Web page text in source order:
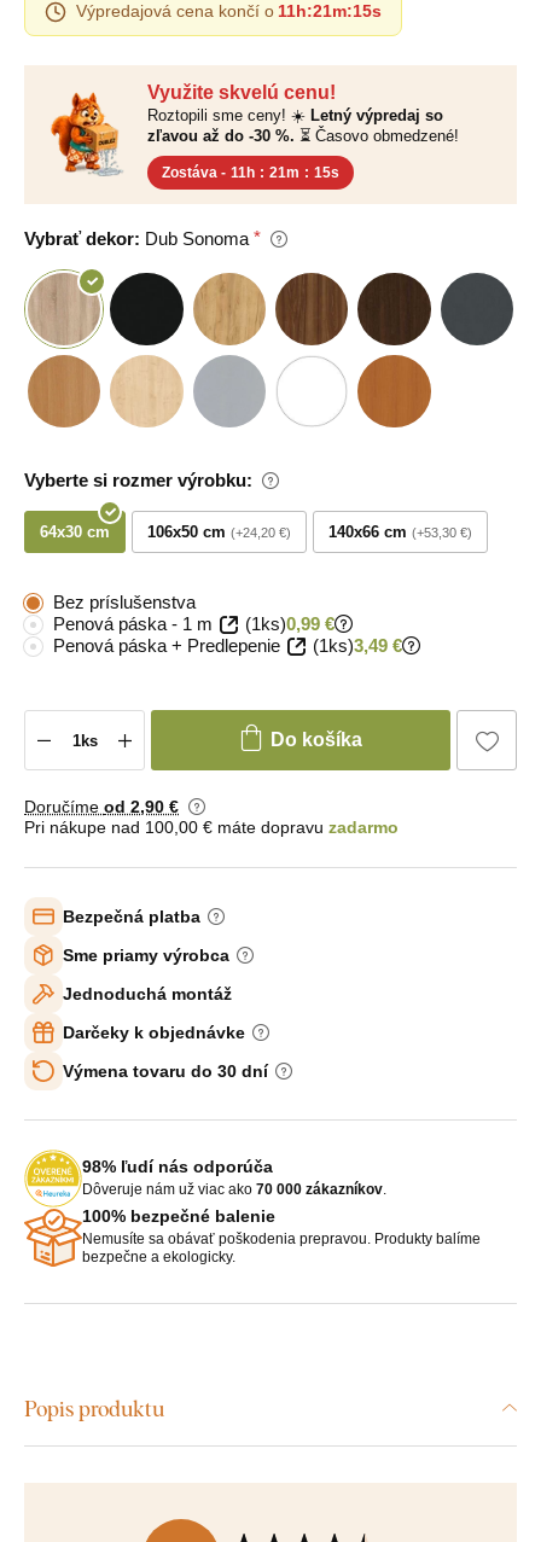
Využite skvelú cenu!
Roztopili sme ceny! ☀️ Letný výpredaj so
zľavou až do -30 %. ⏳ Časovo obmedzené!
Zostáva - 11h : 21m : 14s
Vybrať dekor: Dub Sonoma
Vyberte si rozmer výrobku:
64x30 cm 106x50 cm +24,20 € 140x66 cm +53,30 €
Výpredajová cena končí o 11h:21m:14s
Bez príslušenstva
Penová páska - 1 m
(1ks)0,99 €
Penová páska + Predlepenie
(1ks)3,49 €
Do košíka
Doručíme od 2,90 €
Pri nákupe nad 100,00 € máte dopravu zadarmo
Bezpečná platba
Sme priamy výrobca
Jednoduchá montáž
Darčeky k objednávke
Výmena tovaru do 30 dní
98% ľudí nás odporúča
Dôveruje nám už viac ako 70 000 zákazníkov.
100% bezpečné balenie
Nemusíte sa obávať poškodenia prepravou. Produkty balíme
bezpečne a ekologicky.
Popis produktu